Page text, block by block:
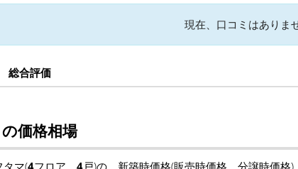
現在、口コミはありま
総合評価
価格相場
タマ(4フロア、 4戸)の、新築時価格(販売時価格、分譲時価格